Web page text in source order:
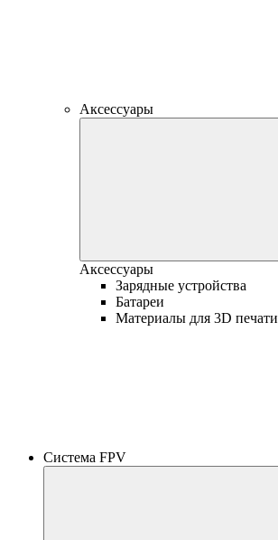
Аксессуары
Аксессуары
Зарядные устройства
Батареи
Материалы для 3D печати
Система FPV